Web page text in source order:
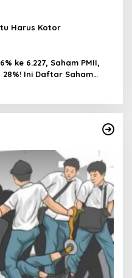
Harus Kotor
ke 6.227, Saham PMII,
28%! Ini Daftar Saham
31 Juli 2026